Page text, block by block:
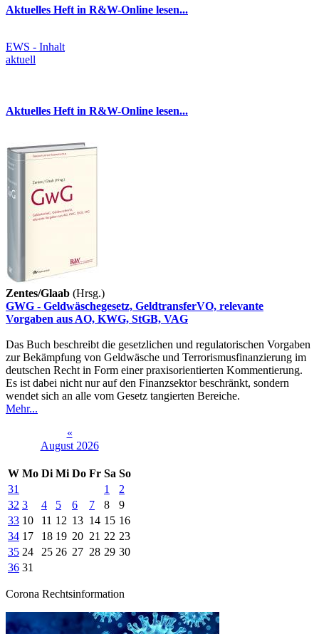
Aktuelles Heft in R&W-Online lesen...
EWS - Inhalt
aktuell
Aktuelles Heft in R&W-Online lesen...
Zentes/Glaab (Hrsg.)
GWG - Geldwäschegesetz, GeldtransferVO, relevante
Vorgaben aus AO, KWG, StGB, VAG
Das Buch beschreibt die gesetzlichen und regulatorischen Vorgaben
zur Bekämpfung von Geldwäsche und Terrorismusfinanzierung im
deutschen Recht in Form einer praxisorientierten Kommentierung.
Es ist dabei nicht nur auf den Finanzsektor beschränkt, sondern
wendet sich an alle vom Gesetz tangierten Bereiche.
Mehr...
«
August 2026
W Mo Di Mi Do Fr Sa So
31
1
2
32 3 4 5 6 7 8
9
33 10 11 12 13 14 15 16
34 17 18 19 20 21 22 23
35 24 25 26 27 28 29 30
36 31
Corona Rechtsinformation